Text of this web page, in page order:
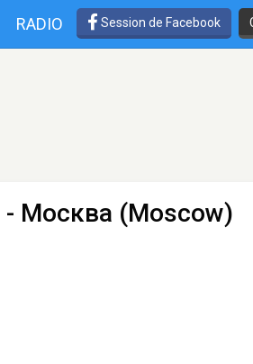
RADIO Session de Facebook
- Москва (Moscow)